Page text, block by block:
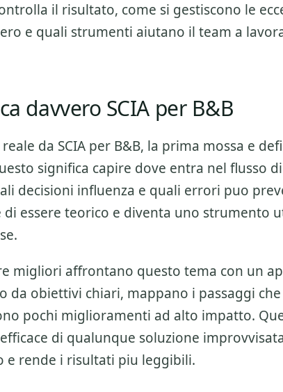
il risultato, come si gestiscono le
e quali strumenti aiutano il team a
davvero SCIA per B&B
da SCIA per B&B, la prima mossa e
significa capire dove entra nel flusso
decisioni influenza e quali errori puo
di essere teorico e diventa uno strumento
migliori affrontano questo tema con un
da obiettivi chiari, mappano i passaggi
pochi miglioramenti ad alto impatto.
di qualunque soluzione
e rende i risultati piu leggibili.